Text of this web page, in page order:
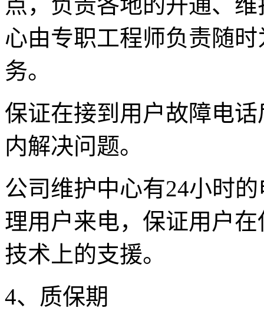
心由专职工程师负责随
务。
保证在接到用户故障电
内解决问题。
公司维护中心有24小时
理用户来电，保证用户
技术上的支援。
4、质保期